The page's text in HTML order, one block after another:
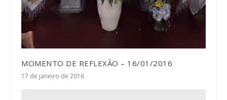
MOMENTO DE REFLEXÃO – 16/01/2016
17 de janeiro de 2016